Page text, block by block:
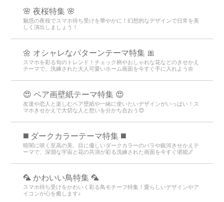
🌸 夜桜特集 🌸
魅惑の夜桜でスマホ待ち受けを華やかに！幻想的なデザインで日常を美
しく演出しましょう！
🌼 オシャレなパターンテーマ特集 🎀
スマホを彩る旬のトレンド！チェック柄やおしゃれな花などのきせかえ
テーマで、洗練された大人可愛いホーム画面を今すぐ手に入れよう🌼
😍 ペア画壁紙テーマ特集 😍
友達や恋人と楽しむペア壁紙や一緒に使いたいデザインがいっぱい！ス
マホきせかえで大切な人と想いを分かち合おう😍
️◼️ ダークカラーテーマ特集️ ◼️
暗闇に咲く至高の美。目に優しいダークカラーのバラや銀河きせかえテ
ーマで、深淵な宇宙と花の共演が彩る洗練された画面を今すぐ堪能🌌
🦜 かわいい鳥特集 🦜
スマホ待ち受けをかわいく彩る鳥モチーフ特集！愛らしいデザインやア
イコンが心を癒します♪